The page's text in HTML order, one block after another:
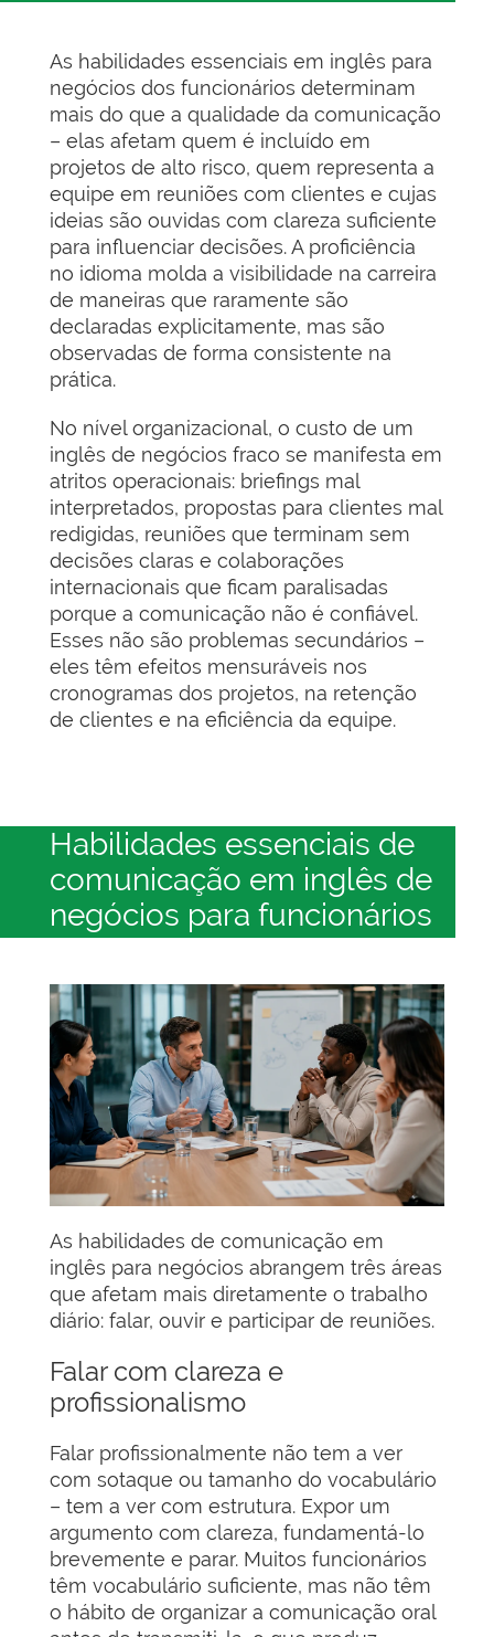
As habilidades essenciais em inglês para
negócios dos funcionários determinam
mais do que a qualidade da comunicação
– elas afetam quem é incluído em
projetos de alto risco, quem representa a
equipe em reuniões com clientes e cujas
ideias são ouvidas com clareza suficiente
para influenciar decisões. A proficiência
no idioma molda a visibilidade na carreira
de maneiras que raramente são
declaradas explicitamente, mas são
observadas de forma consistente na
prática.
No nível organizacional, o custo de um
inglês de negócios fraco se manifesta em
atritos operacionais: briefings mal
interpretados, propostas para clientes mal
redigidas, reuniões que terminam sem
decisões claras e colaborações
internacionais que ficam paralisadas
porque a comunicação não é confiável.
Esses não são problemas secundários –
eles têm efeitos mensuráveis nos
cronogramas dos projetos, na retenção
de clientes e na eficiência da equipe.
Habilidades essenciais de
comunicação em inglês de
negócios para funcionários
As habilidades de comunicação em
inglês para negócios abrangem três áreas
que afetam mais diretamente o trabalho
diário: falar, ouvir e participar de reuniões.
Falar com clareza e
profissionalismo
Falar profissionalmente não tem a ver
com sotaque ou tamanho do vocabulário
– tem a ver com estrutura. Expor um
argumento com clareza, fundamentá-lo
brevemente e parar. Muitos funcionários
têm vocabulário suficiente, mas não têm
o hábito de organizar a comunicação oral